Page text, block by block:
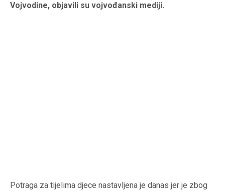
Vojvodine, objavili su vojvođanski mediji.
Potraga za tijelima djece nastavljena je danas jer je zbog